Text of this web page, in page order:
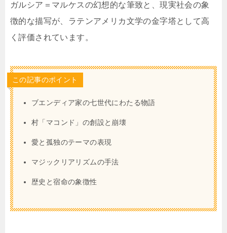
ガルシア＝マルケスの幻想的な筆致と、現実社会の象
徴的な描写が、ラテンアメリカ文学の金字塔として高
く評価されています。
この記事のポイント
ブエンディア家の七世代にわたる物語
村「マコンド」の創設と崩壊
愛と孤独のテーマの表現
マジックリアリズムの手法
歴史と宿命の象徴性